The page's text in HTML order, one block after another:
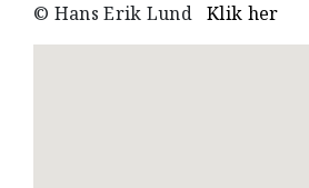
© Hans Erik LundKlik her